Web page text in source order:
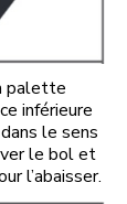
palette
inférieure
le sens
le bol et
l’abaisser.